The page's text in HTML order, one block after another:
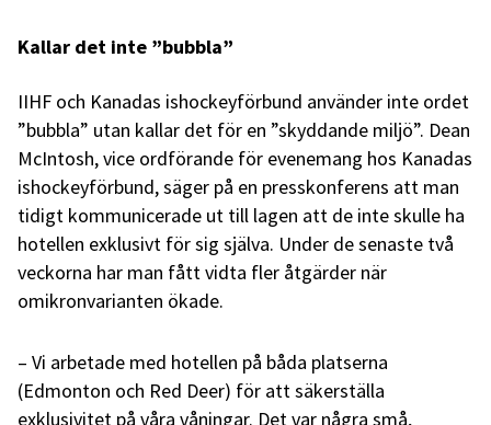
Kallar det inte ”bubbla”
IIHF och Kanadas ishockeyförbund använder inte ordet
”bubbla” utan kallar det för en ”skyddande miljö”. Dean
McIntosh, vice ordförande för evenemang hos Kanadas
ishockeyförbund, säger på en presskonferens att man
tidigt kommunicerade ut till lagen att de inte skulle ha
hotellen exklusivt för sig själva. Under de senaste två
veckorna har man fått vidta fler åtgärder när
omikronvarianten ökade.
– Vi arbetade med hotellen på båda platserna
(Edmonton och Red Deer) för att säkerställa
exklusivitet på våra våningar. Det var några små,